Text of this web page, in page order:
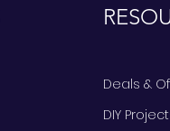
Deals &
DIY